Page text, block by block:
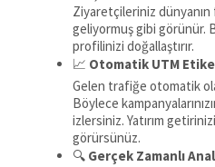
Ziyaretçileriniz dünyanın
geliyormuş gibi görünür.
profilinizi doğallaştırır.
📈 Otomatik UTM
Gelen trafiğe otomatik
Böylece
izlersiniz. Yatırım
görürsünüz.
🔍 Gerçek Zamanlı